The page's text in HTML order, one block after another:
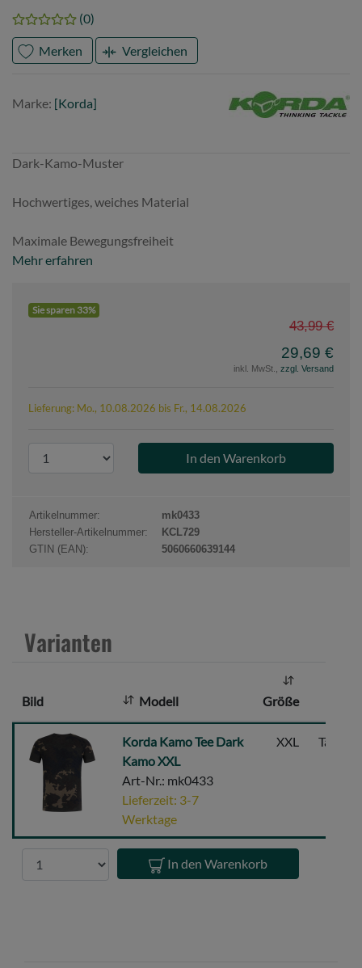
(0)
Merken Vergleichen
Marke: [Korda]
Korda
Dark-Kamo-Muster
Hochwertiges, weiches Material
Maximale Bewegungsfreiheit
Mehr erfahren
Sie sparen 33%
43,99 €
29,69 €
inkl. MwSt., zzgl. Versand
Lieferung: Mo., 10.08.2026 bis Fr., 14.08.2026
r
d
u
k
a
:
Artikelnummer:
mk0433
Hersteller-Artikelnummer:
KCL729
GTIN (EAN):
5060660639144
Varianten
Bild Modell Größe
Korda
Kamo
Dark
XXL
Korda Kamo Tee Dark
Kamo XXL
Art-Nr.: mk0433
Lieferzeit: 3-7
Werktage
XXL Tarn/
In den Warenkorb